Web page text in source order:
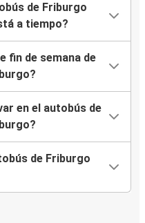
de Friburgo
a tiempo?
fin de semana de
en el autobús de
de Friburgo